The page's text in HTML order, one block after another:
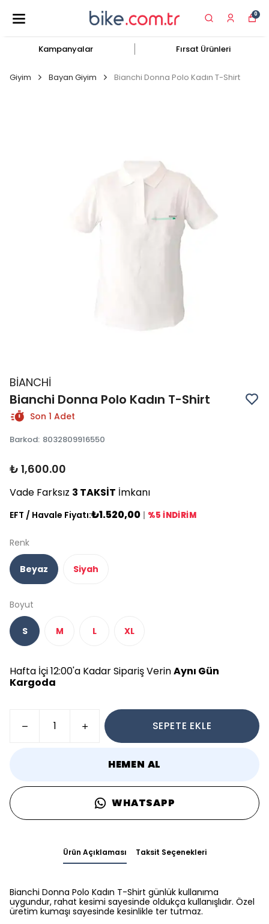
0
Kampanyalar Fırsat Ürünleri
Giyim Bayan Giyim Bianchi Donna Polo Kadın T-Shirt
BİANCHİ
Bianchi Donna Polo Kadın T-Shirt
Son 1 Adet
Barkod: 8032809916550
₺ 1,600.00
Vade Farksız 3 TAKSİT İmkanı
EFT / Havale Fiyatı:₺1.520,00 | %5 İNDİRİM
Renk
Beyaz Siyah
Boyut
S M L XL
Hafta İçi 12:00'a Kadar Sipariş VerinAynı Gün
Kargoda
SEPETE EKLE
HEMEN AL
WHATSAPP
Ürün Açıklaması Taksit Seçenekleri
Bianchi Donna Polo Kadın T-Shirt günlük kullanıma
uygundur, rahat kesimi sayesinde oldukça kullanışlıdır. Özel
üretim kumaşı sayesinde kesinlikle ter tutmaz.